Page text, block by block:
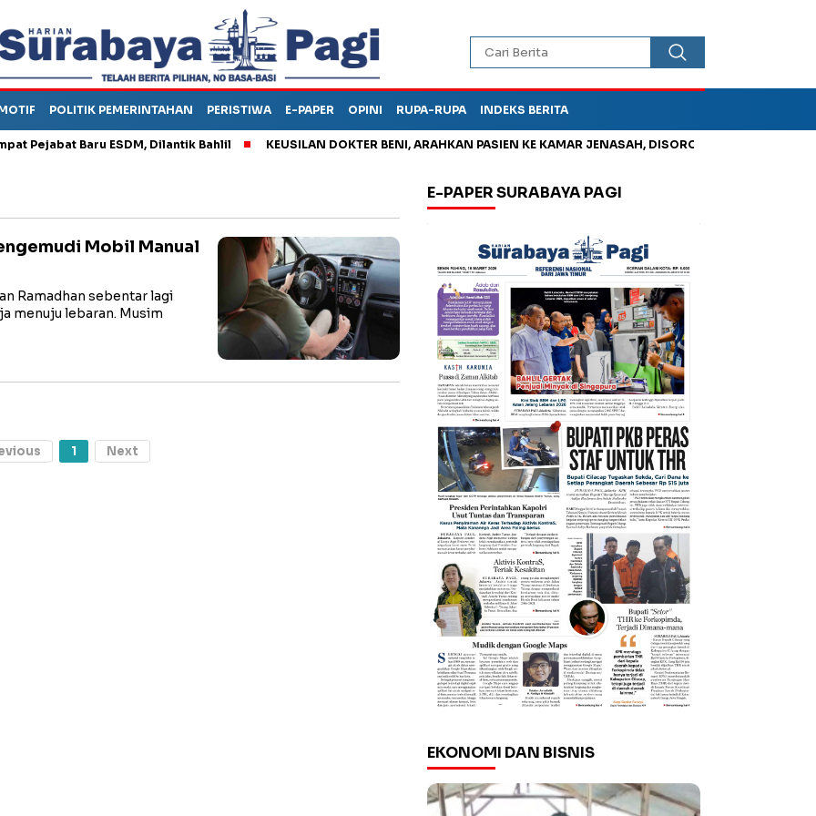
POLITIK PEMERINTAHAN PERISTIWA E-PAPER OPINI RUPA-RUPA INDEKS BERITA
Baru ESDM, Dilantik Bahlil KEUSILAN DOKTER BENI, ARAHKAN PASIEN KE KAMAR JENASAH, DISOROT
Mobil Manual
Ramadhan sebentar lagi
menuju lebaran. Musim
1 Next
E-PAPER SURABAYA PAGI
EKONOMI DAN BISNIS